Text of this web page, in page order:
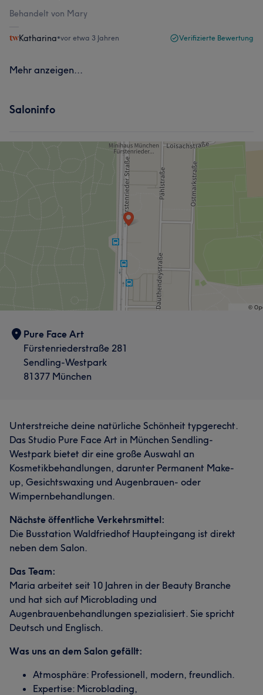
Behandelt von Mary
Katharina•vor etwa 3 Jahren Verifizierte Bewertung
Mehr anzeigen...
Saloninfo
Pure Face Art
Fürstenriederstraße 281
Sendling-Westpark
81377 München
Unterstreiche deine natürliche Schönheit typgerecht.
Das Studio Pure Face Art in München Sendling-
Westpark bietet dir eine große Auswahl an
Kosmetikbehandlungen, darunter Permanent Make-
up, Gesichtswaxing und Augenbrauen- oder
Wimpernbehandlungen.
Nächste öffentliche Verkehrsmittel:
Die Busstation Waldfriedhof Haupteingang ist direkt
neben dem Salon.
Das Team:
Maria arbeitet seit 10 Jahren in der Beauty Branche
und hat sich auf Microblading und
Augenbrauenbehandlungen spezialisiert. Sie spricht
Deutsch und Englisch.
Was uns an dem Salon gefällt:
Atmosphäre: Professionell, modern, freundlich.
Expertise: Microblading,